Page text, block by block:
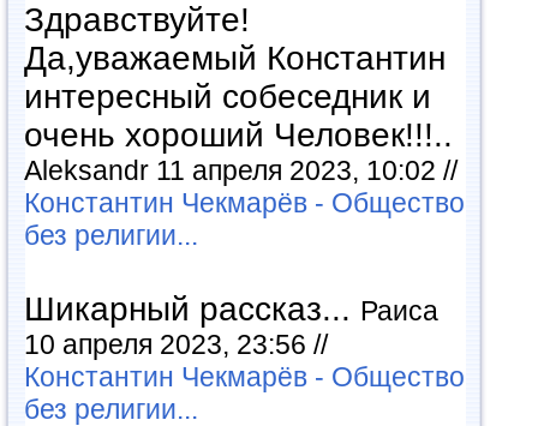
Здравствуйте!
Да,уважаемый Константин
интересный собеседник и
очень хороший Человек!!!..
Aleksandr 11 апреля 2023, 10:02 //
Константин Чекмарёв - Общество
без религии...
Шикарный рассказ... Раиса
10 апреля 2023, 23:56 //
Константин Чекмарёв - Общество
без религии...